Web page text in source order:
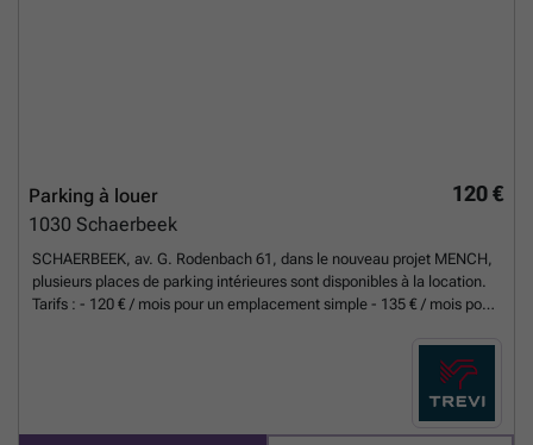
120 €
Parking à louer
1030 Schaerbeek
SCHAERBEEK, av. G. Rodenbach 61, dans le nouveau projet MENCH,
plusieurs places de parking intérieures sont disponibles à la location.
Tarifs : - 120 € / mois pour un emplacement simple - 135 € / mois pour
immédiate. INFOS et VISITES via le site TREVI ou au ###En savoir